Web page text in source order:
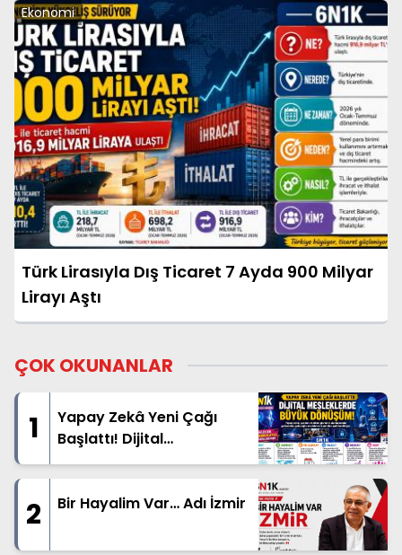
Ekonomi
Türk Lirasıyla Dış Ticaret 7 Ayda 900 Milyar
Lirayı Aştı
ÇOK OKUNANLAR
1
Yapay Zekâ Yeni Çağı
Başlattı! Dijital
Mesleklerde Büyük
2 Bir Hayalim Var… Adı İzmir